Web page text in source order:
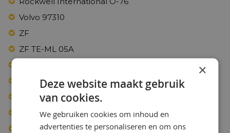
Volvo 97310
ZF
ZF TE-ML 05A
ZF TE-ML 12A
ZF TE-ML 16B
ZF TE-ML 16C
ZF TE-ML 16D
×
Deze website maakt gebruik
van cookies.
We gebruiken cookies om inhoud en
advertenties te personaliseren en om ons